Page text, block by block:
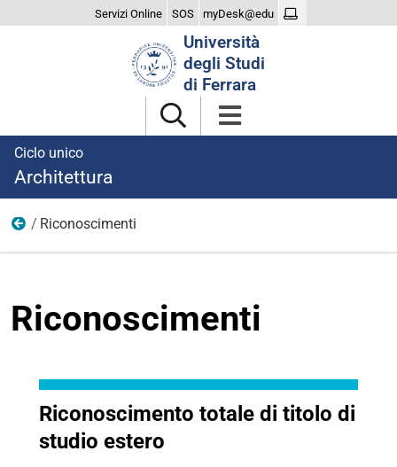
Servizi Online SOS myDesk@edu
Università
degli Studi
di Ferrara
Ciclo unico
Architettura
Il Corso
Riconoscimenti
Riconoscimenti
Riconoscimento totale di titolo di
studio estero